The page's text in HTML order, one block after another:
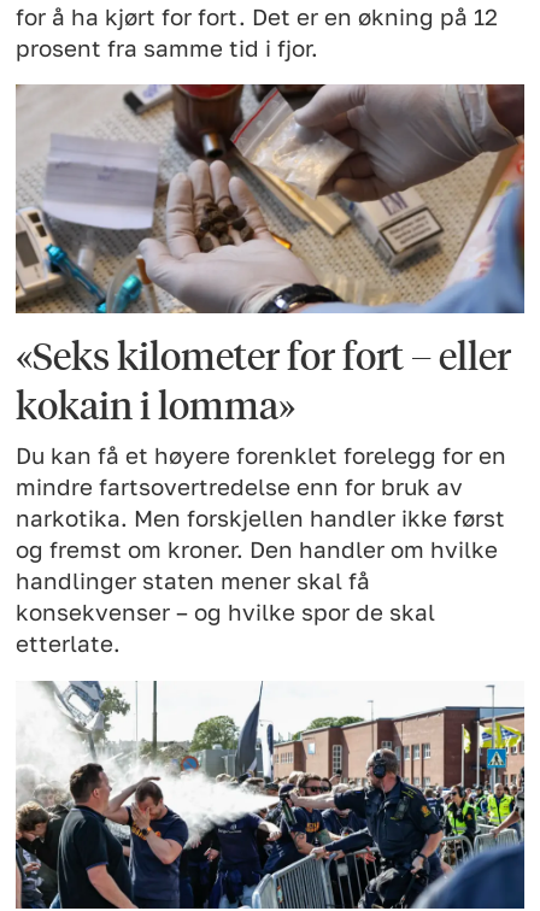
for å ha kjørt for fort. Det er en økning på 12
prosent fra samme tid i fjor.
«Seks kilometer for fort – eller
kokain i lomma»
Du kan få et høyere forenklet forelegg for en
mindre fartsovertredelse enn for bruk av
narkotika. Men forskjellen handler ikke først
og fremst om kroner. Den handler om hvilke
handlinger staten mener skal få
konsekvenser – og hvilke spor de skal
etterlate.